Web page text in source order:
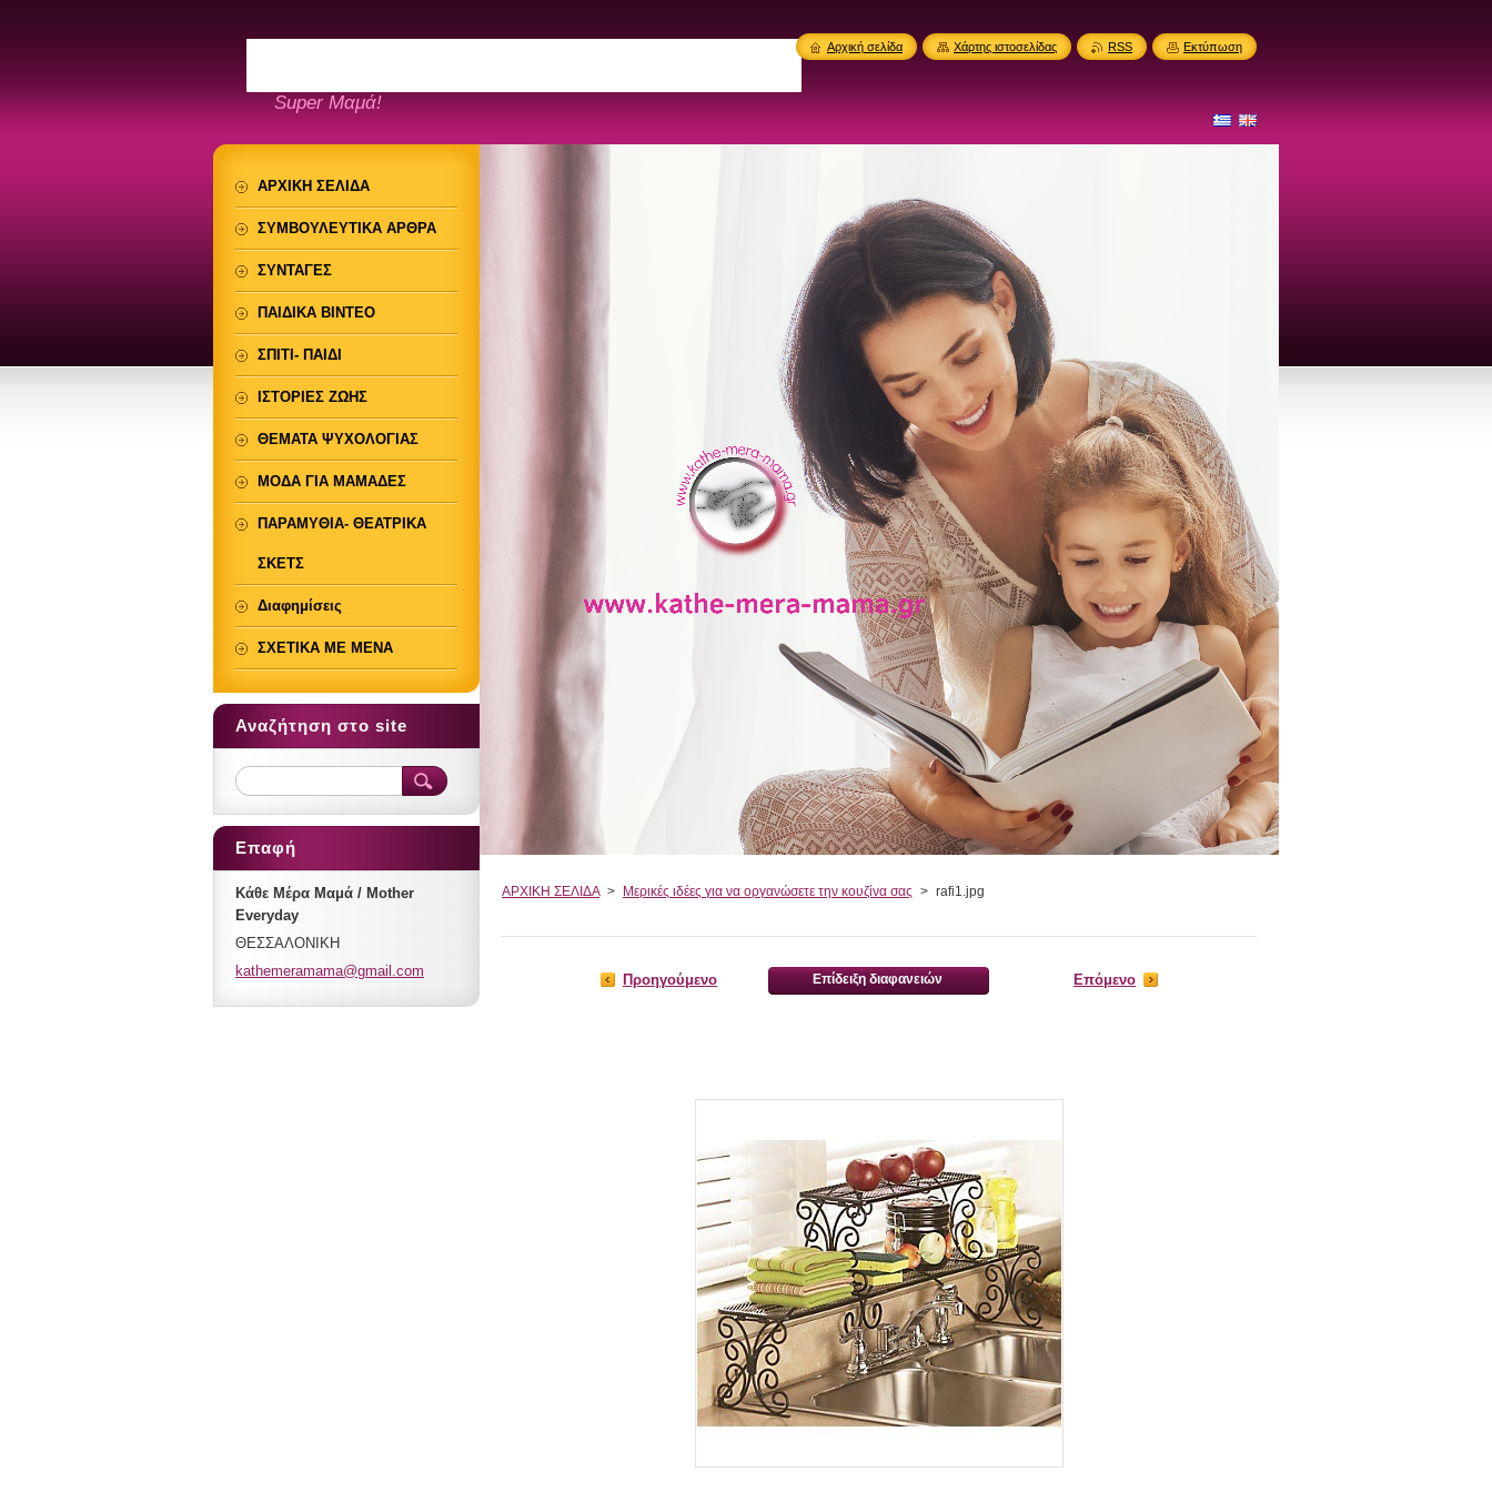
Super Μαμά!
ΑΡΧΙΚΗ ΣΕΛΙΔΑ > Μερικές ιδέες για να οργανώσετε την κουζίνα σας > rafi1.jpg
Προηγούμενο Επίδειξη διαφανειών Επόμενο
ΑΡΧΙΚΗ ΣΕΛΙΔΑ
ΣΥΜΒΟΥΛΕΥΤΙΚΑ ΑΡΘΡΑ
ΣΥΝΤΑΓΕΣ
ΠΑΙΔΙΚΑ ΒΙΝΤΕΟ
ΣΠΙΤΙ- ΠΑΙΔΙ
ΙΣΤΟΡΙΕΣ ΖΩΗΣ
ΘΕΜΑΤΑ ΨΥΧΟΛΟΓΙΑΣ
ΜΟΔΑ ΓΙΑ ΜΑΜΑΔΕΣ
ΠΑΡΑΜΥΘΙΑ- ΘΕΑΤΡΙΚΑ
ΣΚΕΤΣ
Διαφημίσεις
ΣΧΕΤΙΚΑ ΜΕ ΜΕΝΑ
Αναζήτηση στο site
Επαφή
Κάθε Μέρα Μαμά / Mother
Everyday
ΘΕΣΣΑΛΟΝΙΚΗ
kathemeramama@gmail.com
Αρχική σελίδα Χάρτης ιστοσελίδας RSS Εκτύπωση